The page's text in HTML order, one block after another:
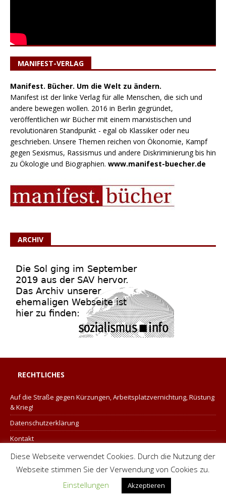
MANIFEST-VERLAG
Manifest. Bücher. Um die Welt zu ändern.
Manifest ist der linke Verlag für alle Menschen, die sich und
andere bewegen wollen. 2016 in Berlin gegründet,
veröffentlichen wir Bücher mit einem marxistischen und
revolutionären Standpunkt - egal ob Klassiker oder neu
geschrieben. Unsere Themen reichen von Ökonomie, Kampf
gegen Sexismus, Rassismus und andere Diskriminierung bis hin
zu Ökologie und Biographien. www.manifest-buecher.de
ARCHIV
RECHTLICHES
Auf die Straße gegen Kürzungen, Arbeitsplatzvernichtung, Rüstung
& Krieg!
Datenschutzerklärung
Kontakt
Links
Satzung der Sol
Sozialismustag Aachen 2026
Diese Webseite verwendet Cookies. Durch die Nutzung der
Webseite stimmen Sie der Verwendung von Cookies zu.
Einstellungen
Akzeptieren